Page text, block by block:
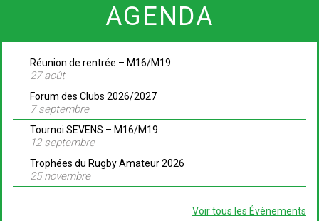
AGENDA
Réunion de rentrée – M16/M19
27 août
Forum des Clubs 2026/2027
7 septembre
Tournoi SEVENS – M16/M19
12 septembre
Trophées du Rugby Amateur 2026
25 novembre
Voir tous les Évènements